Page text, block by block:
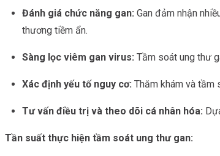
Đánh giá chức năng gan:Gan đảm nhận
thương tiềm ẩn.
Sàng lọc viêm gan virus: Tầm soát ung thư
Xác định yếu tố nguy cơ: Thăm khám và tầm
Tư vấn điều trị và theo dõi cá nhân hóa:
Tần suất thực hiện tầm soát ung thư gan: